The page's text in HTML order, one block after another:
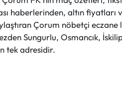
haberlerinden, altın fiyatları
Çorum nöbetçi eczane
Sungurlu, Osmancık,
tek adresidir.